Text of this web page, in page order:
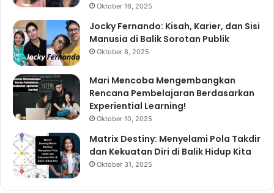
Oktober 16, 2025
Jocky Fernando: Kisah, Karier, dan Sisi
Manusia di Balik Sorotan Publik
Oktober 8, 2025
Mari Mencoba Mengembangkan
Rencana Pembelajaran Berdasarkan
Experiential Learning!
Oktober 10, 2025
Matrix Destiny: Menyelami Pola Takdir
dan Kekuatan Diri di Balik Hidup Kita
Oktober 31, 2025